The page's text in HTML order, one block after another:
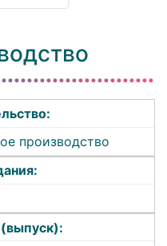
производство